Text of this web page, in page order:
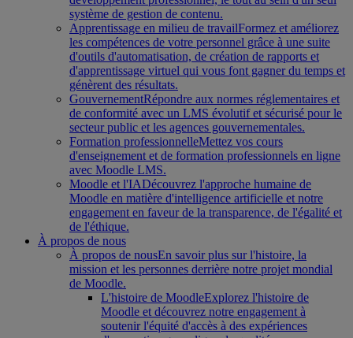
système de gestion de contenu.
Apprentissage en milieu de travailFormez et améliorez
les compétences de votre personnel grâce à une suite
d'outils d'automatisation, de création de rapports et
d'apprentissage virtuel qui vous font gagner du temps et
génèrent des résultats.
GouvernementRépondre aux normes réglementaires et
de conformité avec un LMS évolutif et sécurisé pour le
secteur public et les agences gouvernementales.
Formation professionnelleMettez vos cours
d'enseignement et de formation professionnels en ligne
avec Moodle LMS.
Moodle et l'IADécouvrez l'approche humaine de
Moodle en matière d'intelligence artificielle et notre
engagement en faveur de la transparence, de l'égalité et
de l'éthique.
À propos de nous
À propos de nousEn savoir plus sur l'histoire, la
mission et les personnes derrière notre projet mondial
de Moodle.
L'histoire de MoodleExplorez l'histoire de
Moodle et découvrez notre engagement à
soutenir l'équité d'accès à des expériences